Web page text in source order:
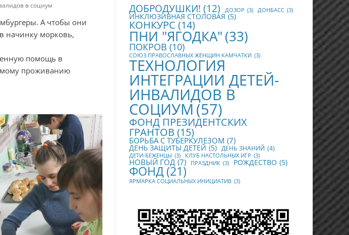
в социум
А чтобы они
начинку морковь,
помощь в
проживанию
ДОБРОДУШКИ! (12) ДОЗОР (3) ДОНБАСС (3)
ИНКЛЮЗИВНАЯ СТОЛОВАЯ (5)
КОНКУРС (14)
ПНИ "ЯГОДКА" (33)
ПОКРОВ (10)
СОЮЗ ПРАВОСЛАВНЫХ ЖЕНЩИН КАМЧАТКИ (3)
ТЕХНОЛОГИЯ
ИНТЕГРАЦИИ ДЕТЕЙ-
ИНВАЛИДОВ В
СОЦИУМ (57)
ФОНД ПРЕЗИДЕНТСКИХ
ГРАНТОВ (15)
БОРЬБА С ТУБЕРКУЛЕЗОМ (7)
ДЕНЬ ЗАЩИТЫ ДЕТЕЙ (5) ДЕНЬ ЗНАНИЙ (4)
ДЕТИ-БЕЖЕНЦЫ (3) КЛУБ НАСТОЛЬНЫХ ИГР (3)
НОВЫЙ ГОД (7) ПРАЗДНИК (3) РОЖДЕСТВО (5)
ФОНД(21)
ЯРМАРКА СОЦИАЛЬНЫХ ИНИЦИАТИВ (3)